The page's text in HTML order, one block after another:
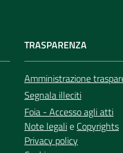
TRASPARENZA
Amministrazione
Segnala illeciti
Foia - Accesso agli atti
Note legalie Copyrights
Privacy policy